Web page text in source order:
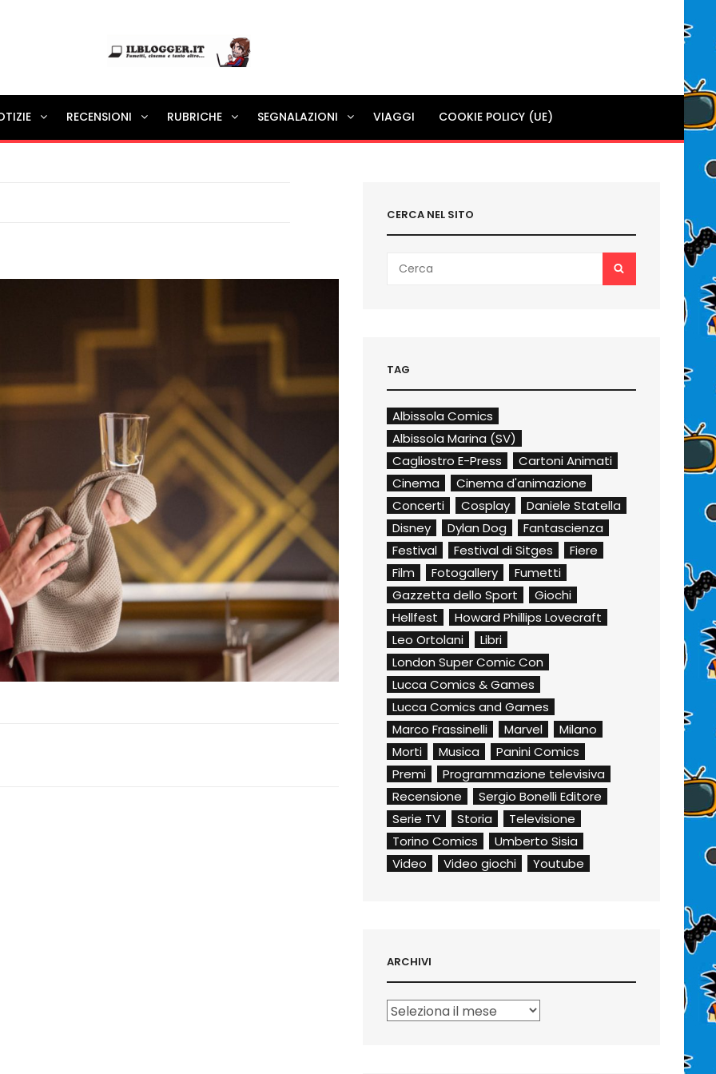
Ilblogger.it
Il portalino di blog |
RECENSIONI RUBRICHE SEGNALAZIONI VIAGGI COOKIE POLICY (UE)
CERCA NEL SITO
for:
TAG
Albissola Comics
Albissola Marina (SV)
Cagliostro E-Press
Cartoni Animati
Cinema
Cinema d'animazione
Concerti
Cosplay
Daniele Statella
Disney
Dylan Dog
Fantascienza
Festival
Festival di Sitges
Fiere
Film
Fotogallery
Fumetti
Gazzetta dello Sport
Giochi
Hellfest
Howard Phillips Lovecraft
Leo Ortolani
Libri
London Super Comic Con
Lucca Comics & Games
Lucca Comics and Games
Marco Frassinelli
Marvel
Milano
Morti
Musica
Panini Comics
Premi
Programmazione televisiva
Recensione
Sergio Bonelli Editore
Serie TV
Storia
Televisione
Torino Comics
Umberto Sisia
Video
Video giochi Youtube
ARCHIVI
Archivi